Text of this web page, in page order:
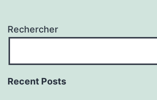
Rechercher
Recent Posts